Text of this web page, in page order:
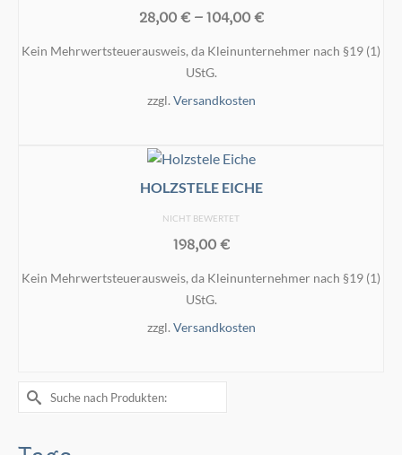
Varianten
Die
Optionen
können
Produktseite
gewählt
28,00€–104,00€
Kein Mehrwertsteuerausweis, da Kleinunternehmer nach §19 (1)
UStG.
zzgl. Versandkosten
Dieses
weist
mehrere
Varianten
Die
Optionen
können
gewählt
HOLZSTELE EICHE
NICHT BEWERTET
198,00€
Kein Mehrwertsteuerausweis, da Kleinunternehmer nach §19 (1)
UStG.
zzgl. Versandkosten
Suche
nach: